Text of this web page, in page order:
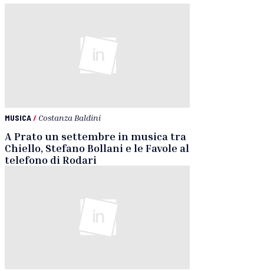
MUSICA/ Costanza Baldini
A Prato un settembre in musica tra
Chiello, Stefano Bollani e le Favole al
telefono di Rodari